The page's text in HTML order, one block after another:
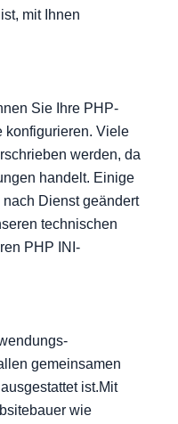
mit Ihnen
Sie Ihre PHP-
konfigurieren. Viele
werden, da
handelt. Einige
Dienst geändert
technischen
PHP INI-
gemeinsamen
ist.Mit
wie